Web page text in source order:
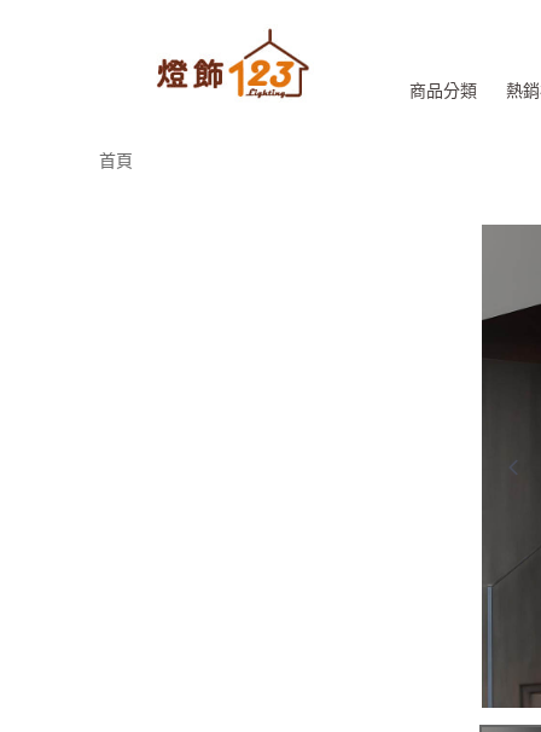
商品分類 熱
首頁